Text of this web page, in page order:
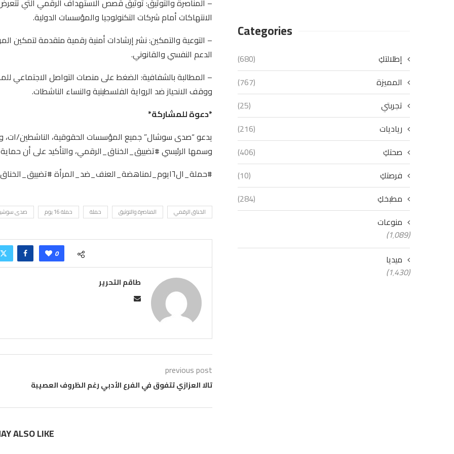
الانتهاكات أمام شركات التكنولوجيا والمؤسسات الدولية.
– التوعية والتمكين: نشر إرشادات أمنية رقمية متقدمة لتمكين
الدعم النفسي والقانوني.
– المطالبة بالشفافية: الضغط على منصات التواصل الاجتماعي
ووقف الانحياز ضد الرواية الفلسطينية والنساء الناشطات.
*دعوة للمشاركة*
يدعو “صدى سوشال” جميع المؤسسات الحقوقية، الناشطين/ات،
وسمها الرئيسي #تضييق_الخناق_الرقمي، والتأكيد على أن
#حملة_ال١٦يوم_لمناهضة_العنف_ضد_المرأة #تضييق_الخناق_الرقمي
الخناق الرقمي المناصرة والتوثيق حملة حملة 16 يوم صدى
0
طاقم التحرير
previous post
تالا العزازي تتفوق في الفرع الأدبي رغم الظروف العصيبة
ALSO LIKE
Categories
إطلالتكِ
(680)
المميزة
(767)
تجربتي
(25)
رياديات
(216)
صحتكِ
(406)
فرصتكِ
(10)
مطبخكِ
(284)
منوعات
(1٬089)
ميديا
(1٬430)